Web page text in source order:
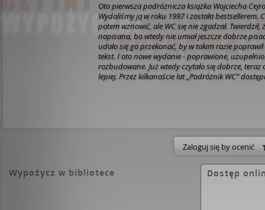
Oto pierwsza podróżnicza książka Wojciecha
Wydaliśmy ją w roku 1997 i została bestsellerem.
potem wznowić, ale WC się nie zgadzał. Twierdził,
napisana, bo wtedy nie umiał jeszcze dobrze
udało się go przekonać, by w takim razie
tekst. I oto nowe wydanie - poprawione,
rozbudowane. Już wtedy czytało się dobrze, teraz
lepiej. Przez kilkanaście lat „Podróżnik WC”
opowiedział! Są krępujące. I może to jest
książki - opowieści krępujące autora. [opis
Zaloguj się by ocenić
Wypożycz w bibliotece Dostęp